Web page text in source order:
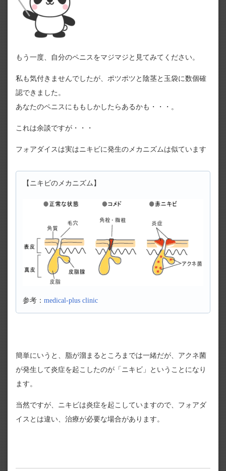
もう一度、自分のペニスをマジマジと見てみてください。
私も気付きませんでしたが、ポツポツと陰茎と玉袋に数個確
認できました。
あなたのペニスにももしかしたらあるかも・・・。
これは余談ですが・・・
フォアダイスは実はニキビに発生のメカニズムは似ています
【ニキビのメカニズム】
参考： medical-plus clinic
簡単にいうと、脂が溜まるところまでは一緒だが、アクネ菌
が発生して炎症を起こしたのが「ニキビ」ということになり
ます。
当然ですが、ニキビは炎症を起こしていますので、フォアダ
イスとは違い、治療が必要な場合があります。